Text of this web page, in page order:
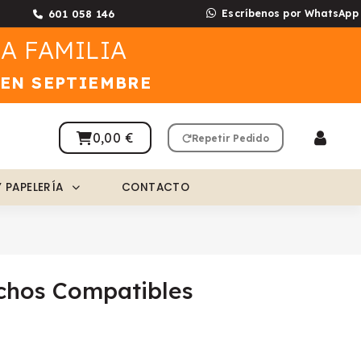
601 058 146 Escríbenos por WhatsApp
FAMILIA
SEPTIEMBRE
0,00 € Repetir Pedido
PAPELERÍA CONTACTO
Compatibles